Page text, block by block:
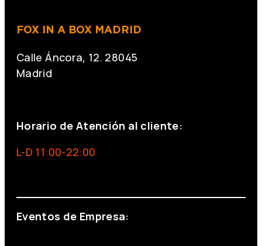
FOX IN A BOX MADRID
Calle Áncora, 12. 28045
Madrid
Horario de Atención al cliente:
L-D 11:00-22:00
Eventos de Empresa: